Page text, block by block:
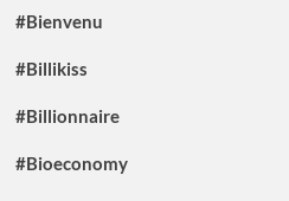
#Bienvenu
#Billikiss
#Billionnaire
#Bioeconomy